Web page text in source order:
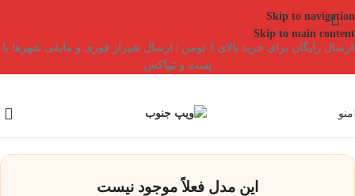
Skip to navigation
Skip to main content
ارسال رایگان برای خرید بالای 3 تومن | ارسال شیراز فوری و مابقی شهرها با
پست و تیپاکس
منو
این مدل فعلاً موجود نیست